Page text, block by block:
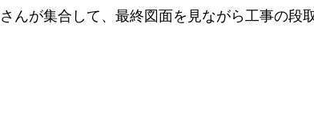
が集合して、最終図面を見ながら工事の段